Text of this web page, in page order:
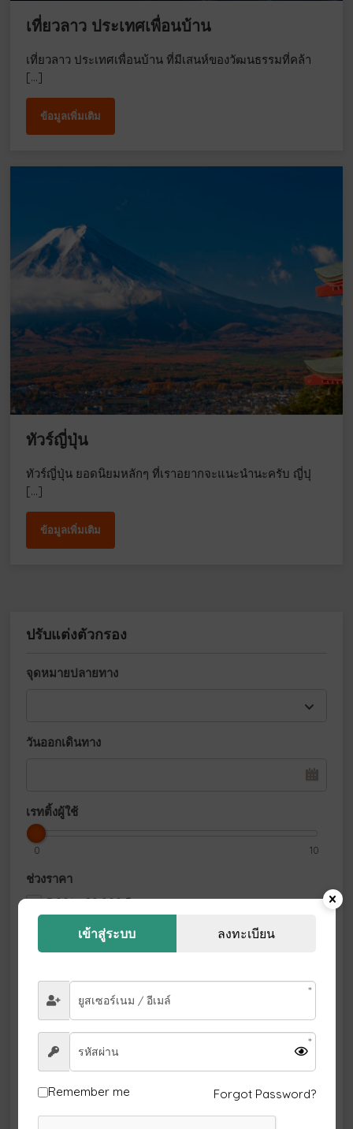
ปรับแต่งตัวกรอง
จุดหมายปลายทาง
ตัวกรองเพิ่มเติม
กรุ็ปส่วนตัว
จอยกรุ็ป
ซิตี้ทัวร์
วันออกเดินทาง
เรทติ้งผู้ใช้
0 10
ช่วงราคา
5,001 - 20,000฿
35,001 - 50,000฿
65,001 - 80,000฿
80,001฿+
เที่ยวลาว ประเทศเพื่อนบ้าน
เที่ยวลาว ประเทศเพื่อนบ้าน ที่มีเสนห์ของวัฒนธรรมที่คล้า
[…]
ข้อมูลเพิ่มเติม
ทัวร์ญี่ปุ่น
ทัวร์ญี่ปุ่น ยอดนิยมหลักๆ ที่เราอยากจะแนะนำนะครับ ญี่ปุ
[…]
ข้อมูลเพิ่มเติม
เข้าสู่ระบบ ลงทะเบียน
Remember me Forgot Password?